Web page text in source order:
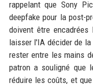
rappelant que Sony
deepfake pour la post-
doivent être encadrées
laisser l'IA décider de
rester entre les mains
patron a souligné que
réduire les coûts, et